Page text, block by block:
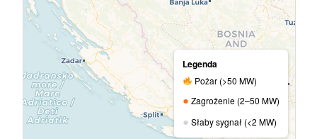
Legenda
Pożar (>50 MW)
● Zagrożenie (2–50 MW)
● Słaby sygnał (<2 MW)